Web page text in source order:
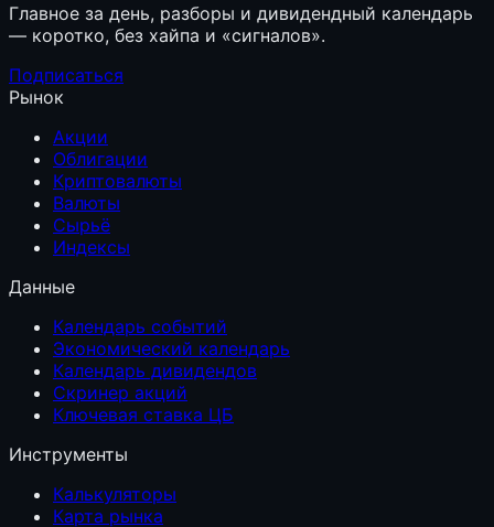
Главное за день, разборы и дивидендный календарь
— коротко, без хайпа и «сигналов».
Подписаться
Рынок
Акции
Облигации
Криптовалюты
Валюты
Сырьё
Индексы
Данные
Календарь событий
Экономический календарь
Календарь дивидендов
Скринер акций
Ключевая ставка ЦБ
Инструменты
Калькуляторы
Карта рынка